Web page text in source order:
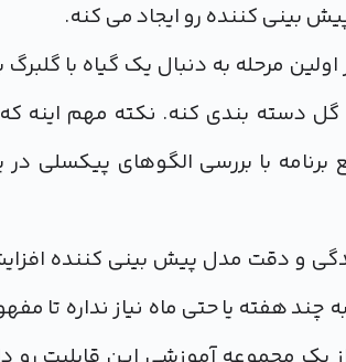
بینی کننده رو ایجاد می کنه.
مرحله به دنبال یک گیاه با
دسته بندی کنه. نکته مهم اینه که
با بررسی الگوهای پیکسلی در
و دقت مدل پیش بینی کننده
چند هفته یا حتی ماه نیاز نداره تا